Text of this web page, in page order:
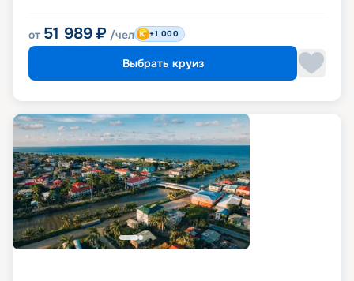
от 51 989 ₽ /чел +1 000
Выбрать круиз